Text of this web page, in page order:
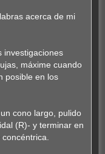
acerca de mi
investigaciones
máxime cuando
posible en los
cono largo, pulido
(R)- y terminar en